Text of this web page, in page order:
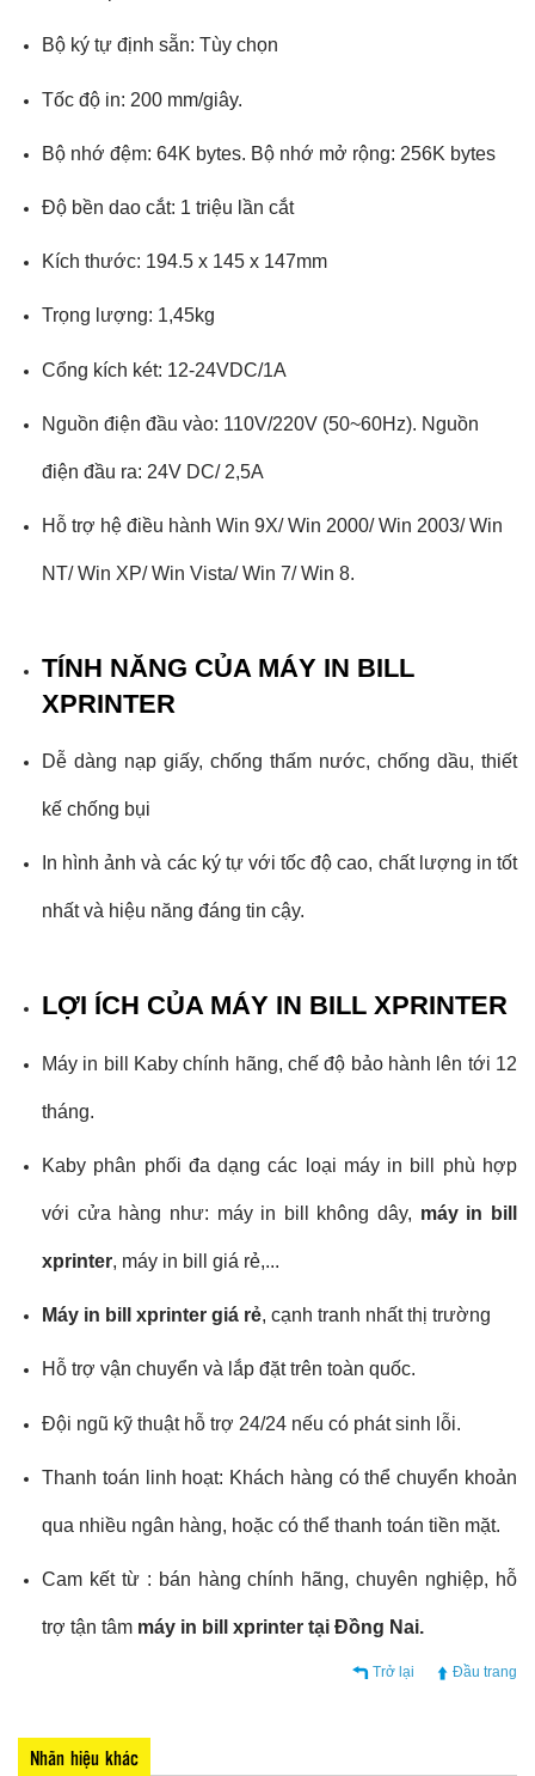
Bộ ký tự định sẵn: Tùy chọn
Tốc độ in: 200 mm/giây.
Bộ nhớ đệm: 64K bytes. Bộ nhớ mở rộng: 256K bytes
Độ bền dao cắt: 1 triệu lần cắt
Kích thước: 194.5 x 145 x 147mm
Trọng lượng: 1,45kg
Cổng kích két: 12-24VDC/1A
Nguồn điện đầu vào: 110V/220V (50~60Hz). Nguồn
điện đầu ra: 24V DC/ 2,5A
Hỗ trợ hệ điều hành Win 9X/ Win 2000/ Win 2003/ Win
NT/ Win XP/ Win Vista/ Win 7/ Win 8.
TÍNH NĂNG CỦA MÁY IN BILL
XPRINTER
Dễ dàng nạp giấy, chống thấm nước, chống dầu, thiết
kế chống bụi
In hình ảnh và các ký tự với tốc độ cao, chất lượng in tốt
nhất và hiệu năng đáng tin cậy.
LỢI ÍCH CỦA MÁY IN BILL XPRINTER
Máy in bill Kaby chính hãng, chế độ bảo hành lên tới 12
tháng.
Kaby phân phối đa dạng các loại máy in bill phù hợp
với cửa hàng như: máy in bill không dây, máy in bill
xprinter, máy in bill giá rẻ,...
Máy in bill xprinter giá rẻ, cạnh tranh nhất thị trường
Hỗ trợ vận chuyển và lắp đặt trên toàn quốc.
Đội ngũ kỹ thuật hỗ trợ 24/24 nếu có phát sinh lỗi.
Thanh toán linh hoạt: Khách hàng có thể chuyển khoản
qua nhiều ngân hàng, hoặc có thể thanh toán tiền mặt.
Cam kết từ : bán hàng chính hãng, chuyên nghiệp, hỗ
trợ tận tâm máy in bill xprinter tại Đồng Nai.
Trở lại Đầu trang
Nhãn hiệu khác